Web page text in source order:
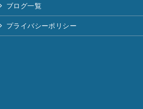
ブログ一覧
プライバシーポリシー